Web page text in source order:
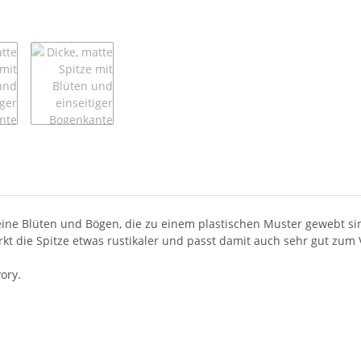
Blüten und Bögen, die zu einem plastischen Muster gewebt
die Spitze etwas rustikaler und passt damit auch sehr gut zum